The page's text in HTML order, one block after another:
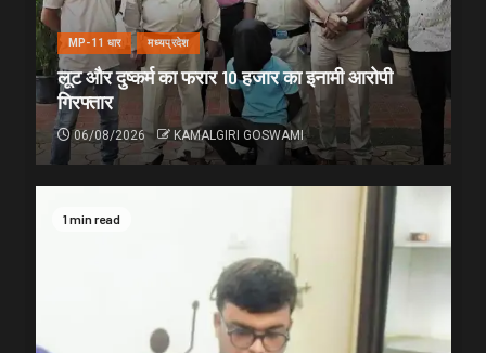
MP-11 धार मध्यप्रदेश
लूट और दुष्कर्म का फरार 10 हजार का इनामी आरोपी
गिरफ्तार
06/08/2026 KAMALGIRI GOSWAMI
1 min read